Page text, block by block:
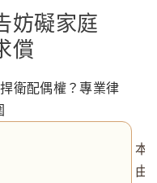
妨礙家庭
償
衛配偶權？專業律
本
由